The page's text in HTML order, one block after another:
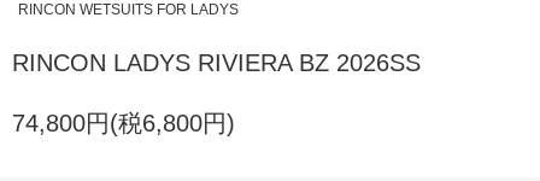
RINCON WETSUITS FOR LADYS
RINCON LADYS RIVIERA BZ 2026SS
74,800円(税6,800円)